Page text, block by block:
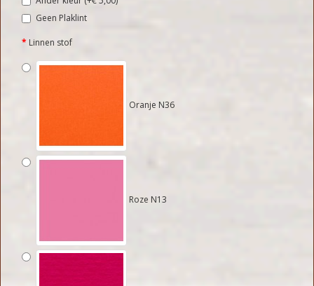
Geen Plaklint
Linnen stof
Oranje N36
Roze N13